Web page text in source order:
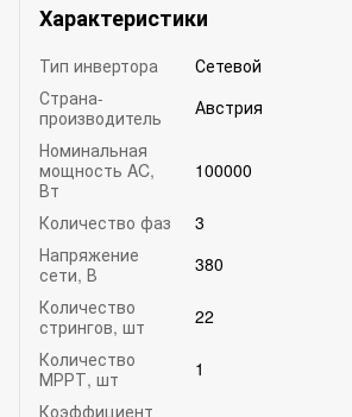
Характеристики
Тип инвертора
Сетевой
Страна-
производитель
Австрия
Номинальная
мощность AC,
Вт
100000
Количество фаз
3
Напряжение
сети, В
380
Количество
стрингов, шт
22
Количество
МРРТ, шт
1
Коэффициент